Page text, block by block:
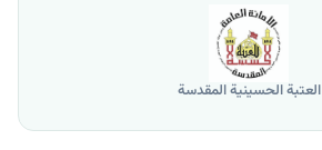
العتبة الحسينية المقدسة